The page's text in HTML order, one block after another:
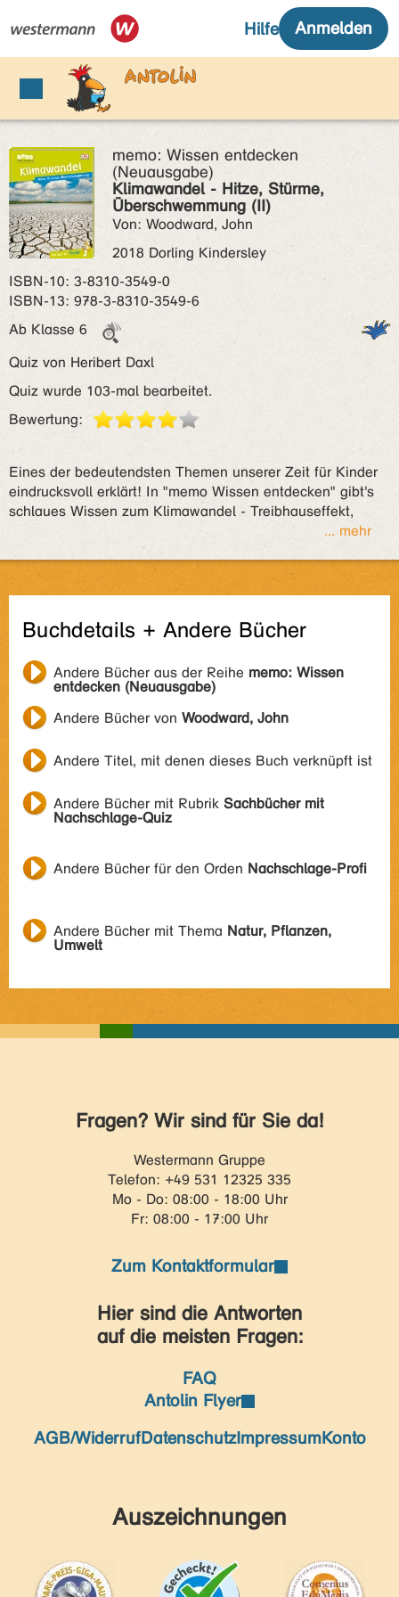
memo: Wissen entdecken
(Neuausgabe)
Klimawandel - Hitze, Stürme,
Überschwemmung (II)
Von: Woodward, John
2018 Dorling Kindersley
ISBN‑10: 3-8310-3549-0
ISBN‑13: 978-3-8310-3549-6
Ab Klasse 6
Quiz von Heribert Daxl
Quiz wurde 103-mal bearbeitet.
Bewertung:
Eines der bedeutendsten Themen unserer Zeit für Kinder
eindrucksvoll erklärt! In "memo Wissen entdecken" gibt's
schlaues Wissen zum Klimawandel - Treibhauseffekt,
... mehr
Buchdetails + Andere Bücher
Andere Bücher aus der Reihe memo: Wissen
entdecken (Neuausgabe)
Andere Bücher von Woodward, John
Andere Titel, mit denen dieses Buch verknüpft ist
Andere Bücher mit Rubrik Sachbücher mit
Nachschlage-Quiz
Andere Bücher für den Orden Nachschlage-Profi
Andere Bücher mit Thema Natur, Pflanzen,
Umwelt